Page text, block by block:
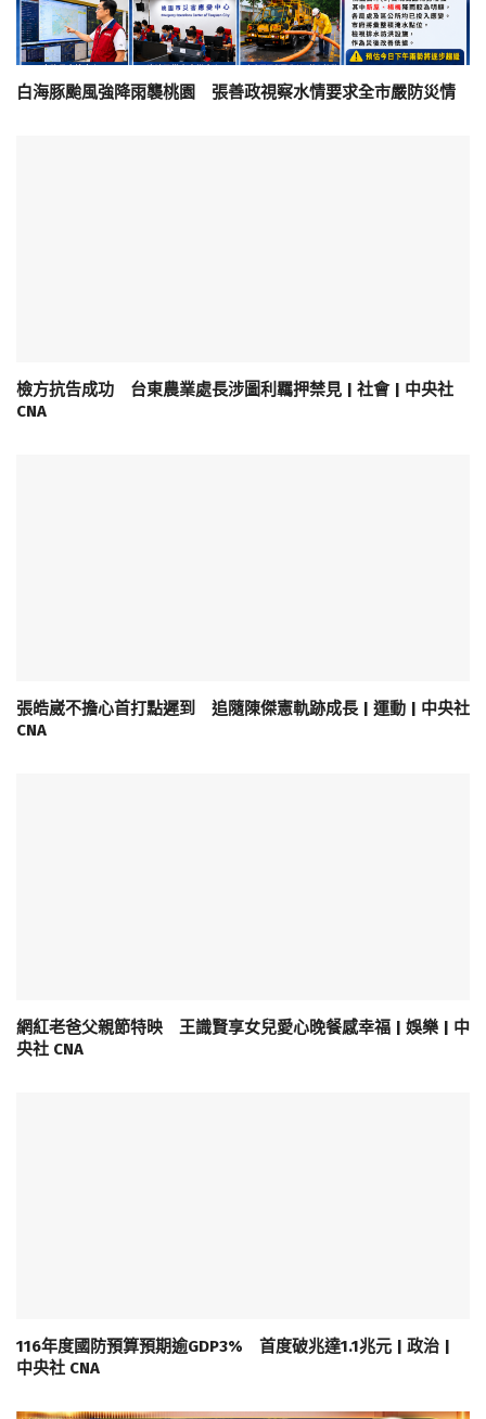
白海豚颱風強降雨襲桃園 張善政視察水情要求全市嚴防災情
檢方抗告成功 台東農業處長涉圖利羈押禁見 | 社會 | 中央社
CNA
張皓崴不擔心首打點遲到 追隨陳傑憲軌跡成長 | 運動 | 中央社
CNA
網紅老爸父親節特映 王識賢享女兒愛心晚餐感幸福 | 娛樂 | 中
央社 CNA
116年度國防預算預期逾GDP3% 首度破兆達1.1兆元 | 政治 |
中央社 CNA